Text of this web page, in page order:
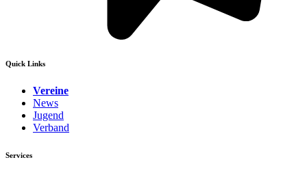
Quick Links
Vereine
News
Jugend
Verband
Services